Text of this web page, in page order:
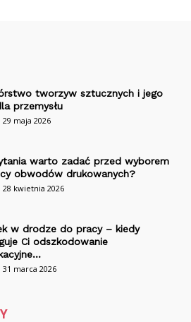
tworzyw sztucznych i jego
przemysłu
29 maja 2026
warto zadać przed wyborem
obwodów drukowanych?
28 kwietnia 2026
w drodze do pracy – kiedy
Ci odszkodowanie
31 marca 2026